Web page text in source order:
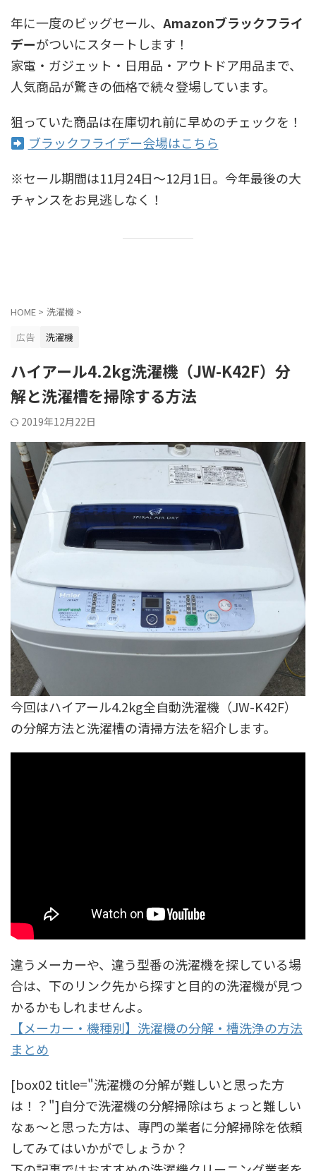
年に一度のビッグセール、 Amazonブラックフライ
デーがついにスタートします！
家電・ガジェット・日用品・アウトドア用品まで、
人気商品が驚きの価格で続々登場しています。
狙っていた商品は在庫切れ前に早めのチェックを！
ブラックフライデー会場はこちら
※セール期間は11月24日〜12月1日。今年最後の大
チャンスをお見逃しなく！
HOME > 洗濯機 >
広告
洗濯機
ハイアール4.2kg洗濯機（JW-K42F）分
解と洗濯槽を掃除する方法
2019年12月22日
今回はハイアール4.2kg全自動洗濯機（JW-K42F）
の分解方法と洗濯槽の清掃方法を紹介します。
違うメーカーや、違う型番の洗濯機を探している場
合は、下のリンク先から探すと目的の洗濯機が見つ
かるかもしれませんよ。
【メーカー・機種別】洗濯機の分解・槽洗浄の方法
まとめ
[box02 title="洗濯機の分解が難しいと思った方
は！？"]自分で洗濯機の分解掃除はちょっと難しい
なぁ〜と思った方は、専門の業者に分解掃除を依頼
してみてはいかがでしょうか？